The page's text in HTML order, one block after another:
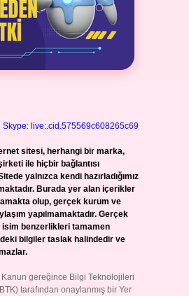
Skype: live:.cid.575569c608265c69
sitesi, herhangi bir marka,
ile hiçbir bağlantısı
yalnızca kendi hazırladığımız
Burada yer alan içerikler
olup, gerçek kurum ve
yapılmamaktadır. Gerçek
benzerlikleri tamamen
bilgiler taslak halindedir ve
Kanun gereğince Bilgi Teknolojileri
tarafından onaylanmış bir Yer